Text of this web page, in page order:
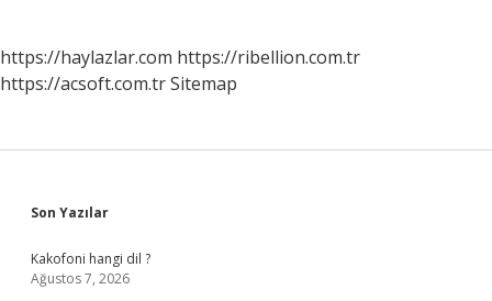
https://haylazlar.com https://ribellion.com.tr
https://acsoft.com.trSitemap
Sidebar
Son Yazılar
Kakofoni hangi dil ?
Ağustos 7, 2026